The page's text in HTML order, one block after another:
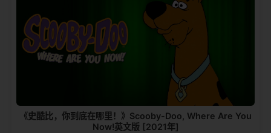
《史酷比，你到底在哪里！》Scooby-Doo, Where Are You
Now!英文版 [2021年]